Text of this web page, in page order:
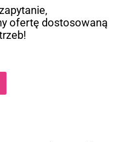
ofertę dostosowaną